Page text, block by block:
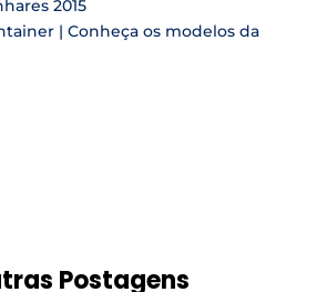
2015
| Conheça os modelos da
Postagens